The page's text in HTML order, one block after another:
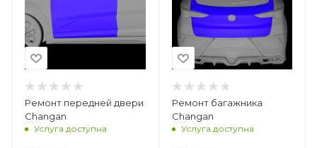
Ремонт передней двери
Changan
Услуга доступна
Ремонт багажника
Changan
Услуга доступна